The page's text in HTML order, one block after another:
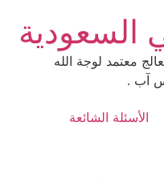
السعودية
معتمد لوجة الله
الأسئلة الشائعة